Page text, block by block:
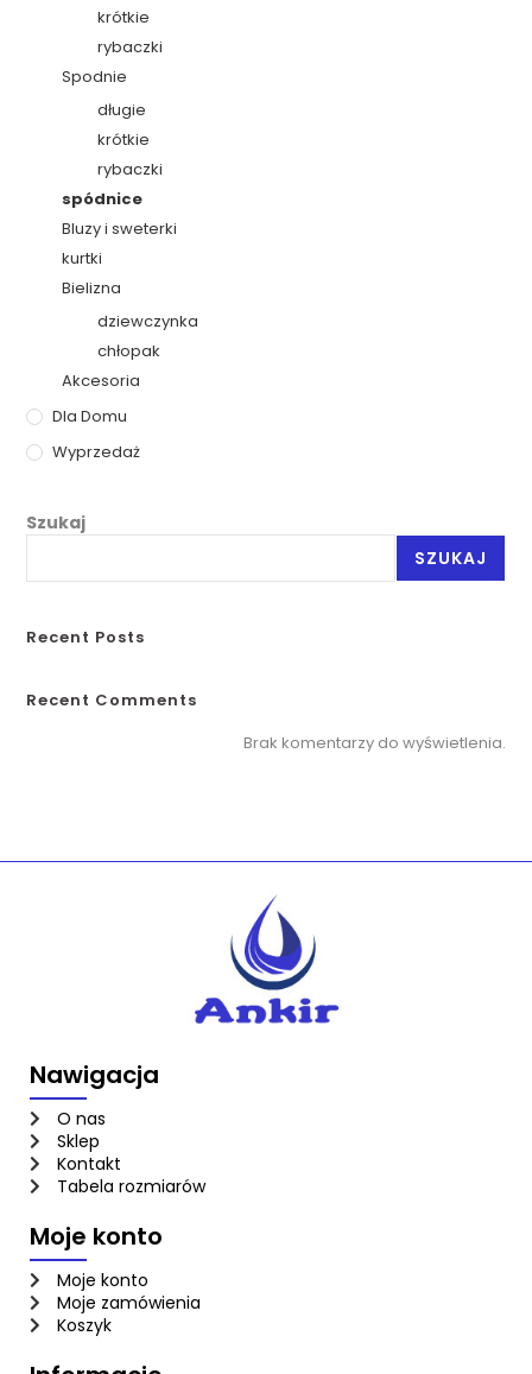
krótkie
rybaczki
Spodnie
długie
krótkie
rybaczki
spódnice
Bluzy i sweterki
kurtki
Bielizna
dziewczynka
chłopak
Akcesoria
Dla Domu
Wyprzedaż
Szukaj
SZUKAJ
Recent Posts
Recent Comments
Brak komentarzy do wyświetlenia.
Nawigacja
O nas
Sklep
Kontakt
Tabela rozmiarów
Moje konto
Moje konto
Moje zamówienia
Koszyk